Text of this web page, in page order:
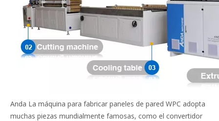
Anda La máquina para fabricar paneles de pared WPC adopta
muchas piezas mundialmente famosas, como el convertidor